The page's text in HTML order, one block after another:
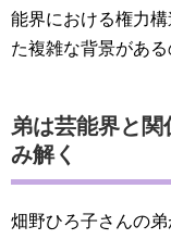
能界における権力
た複雑な背景がある
弟は芸能界と
み解く
畑野ひろ子さんの弟